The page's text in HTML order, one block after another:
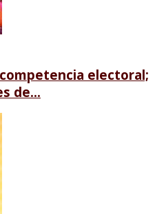
electoral;
de...